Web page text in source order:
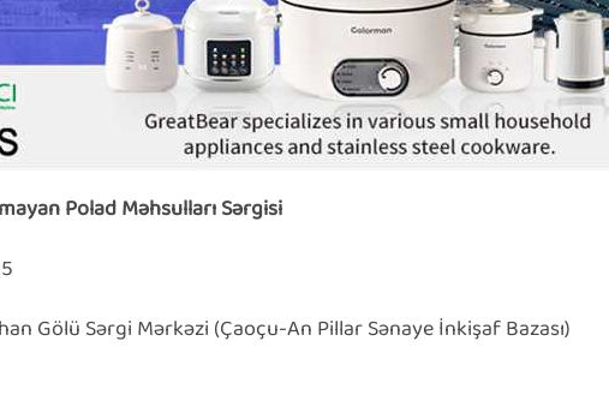
Polad Məhsulları Sərgisi
Gölü Sərgi Mərkəzi (Çaoçu-An Pillar Sənaye İnkişaf Bazası)